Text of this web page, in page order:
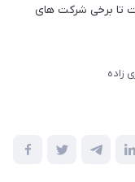
تا برخی شرکت های
زاده